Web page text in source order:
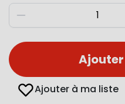
Diminuer
Ajouter à ma liste